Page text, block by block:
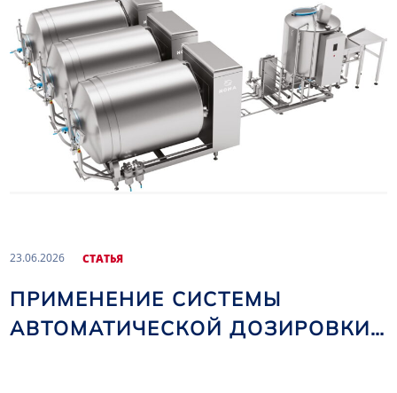
23.06.2026 CТАТЬЯ
ПРИМЕНЕНИЕ СИСТЕМЫ
АВТОМАТИЧЕСКОЙ ДОЗИРОВКИ